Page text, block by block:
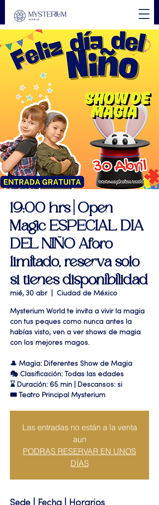
19:00 hrs | Open
Magic ESPECIAL DIA
DEL NIÑO Aforo
limitado, reserva solo
si tienes disponibilidad
mié, 30 abr
  |
Ciudad de México
Mysterium World te invita a vivir la magia
con tus peques como nunca antes la
habías visto, ven a ver shows de magia
con los mejores magos.
🎩 Magia: Diferentes Show de Magia
🎭 Clasificación: Todas las edades
⌛ Duración: 65 min | Descansos: si
🎟 Teatro Principal Mysterium
Las entradas no están a la venta
aun
PODRAS RESERVAR EN UNOS
DÍAS
Sede | Fecha | Horarios